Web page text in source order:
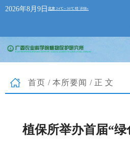
2026年8月9日
首页 / 本所要闻 /正文
植保所举办首届“